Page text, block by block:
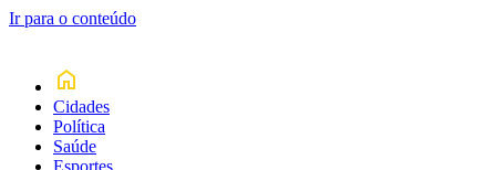
Ir para o conteúdo
Cidades
Política
Saúde
Esportes